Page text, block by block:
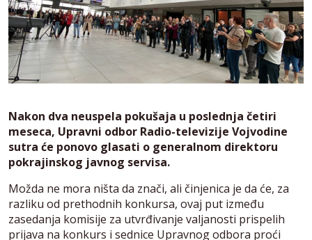
Nakon dva neuspela pokušaja u poslednja četiri
meseca, Upravni odbor Radio-televizije Vojvodine
sutra će ponovo glasati o generalnom direktoru
pokrajinskog javnog servisa.
Možda ne mora ništa da znači, ali činjenica je da će, za
razliku od prethodnih konkursa, ovaj put između
zasedanja komisije za utvrđivanje valjanosti prispelih
prijava na konkurs i sednice Upravnog odbora proći